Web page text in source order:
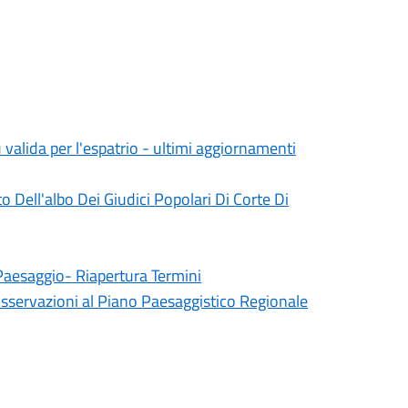
per l'espatrio - ultimi aggiornamenti
Dell'albo Dei Giudici Popolari Di Corte Di
Riapertura Termini
al Piano Paesaggistico Regionale